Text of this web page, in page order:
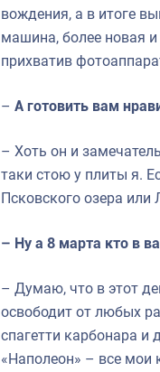
вождения, а в итоге
машина, более новая
прихватив
– А готовить вам
– Хоть он и
таки стою у плиты я.
Псковского озера или
– Ну а 8 марта кто в
– Думаю, что в этот
освободит от любых
спагетти карбонара и
«Наполеон» – все мои